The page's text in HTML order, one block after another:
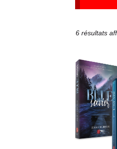
6 résultats